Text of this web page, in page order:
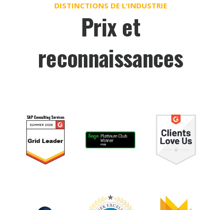
DISTINCTIONS DE L'INDUSTRIE
Prix et
reconnaissances